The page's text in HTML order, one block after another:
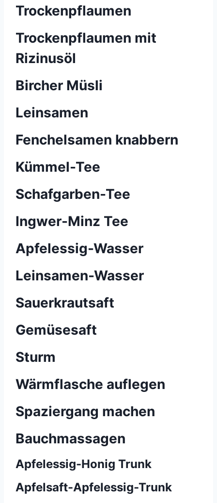
Trockenpflaumen
Trockenpflaumen mit
Rizinusöl
Bircher Müsli
Leinsamen
Fenchelsamen knabbern
Kümmel-Tee
Schafgarben-Tee
Ingwer-Minz Tee
Apfelessig-Wasser
Leinsamen-Wasser
Sauerkrautsaft
Gemüsesaft
Sturm
Wärmflasche auflegen
Spaziergang machen
Bauchmassagen
Apfelessig-Honig Trunk
Apfelsaft-Apfelessig-Trunk